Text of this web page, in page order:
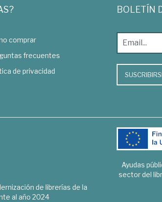
comprar
frecuentes
de privacidad
BOLETÍN
de librerías de la
al año 2024
Ayudas
sector del